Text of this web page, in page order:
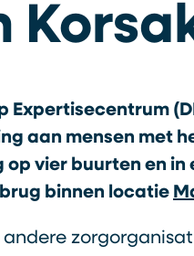
Expertisecentrum
aan mensen met
op vier buurten en in
binnen locatie